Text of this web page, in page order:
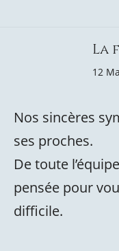
La
12
Nos sincères
ses proches.
De toute
pensée pour
difficile.